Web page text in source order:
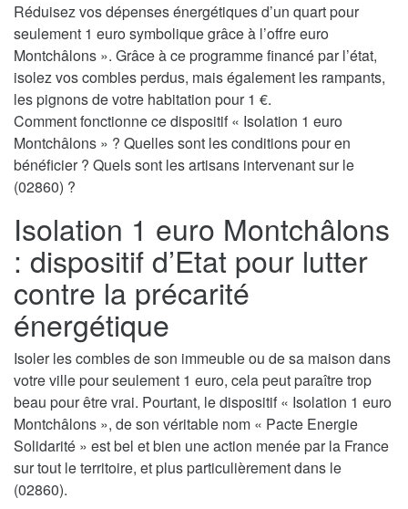
Réduisez vos dépenses énergétiques d’un quart pour
seulement 1 euro symbolique grâce à l’offre euro
Montchâlons ». Grâce à ce programme financé par l’état,
isolez vos combles perdus, mais également les rampants,
les pignons de votre habitation pour 1 €.
Comment fonctionne ce dispositif « Isolation 1 euro
Montchâlons » ? Quelles sont les conditions pour en
bénéficier ? Quels sont les artisans intervenant sur le
(02860) ?
Isolation 1 euro Montchâlons
: dispositif d’Etat pour lutter
contre la précarité
énergétique
Isoler les combles de son immeuble ou de sa maison dans
votre ville pour seulement 1 euro, cela peut paraître trop
beau pour être vrai. Pourtant, le dispositif « Isolation 1 euro
Montchâlons », de son véritable nom « Pacte Energie
Solidarité » est bel et bien une action menée par la France
sur tout le territoire, et plus particulièrement dans le
(02860).